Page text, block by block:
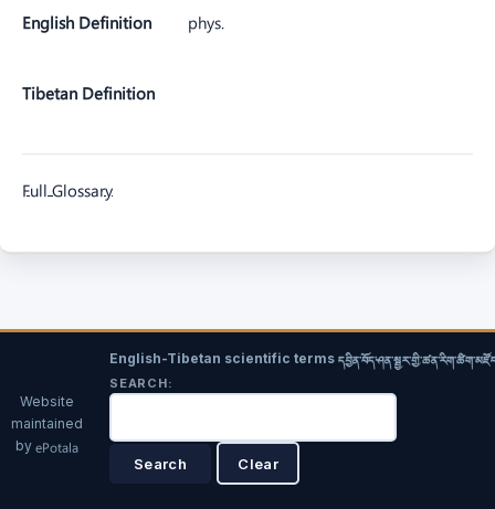
English Definition phys.
Tibetan Definition
Full Glossary
Website
maintained
by ePotala
English-Tibetan scientific terms
SEARCH: